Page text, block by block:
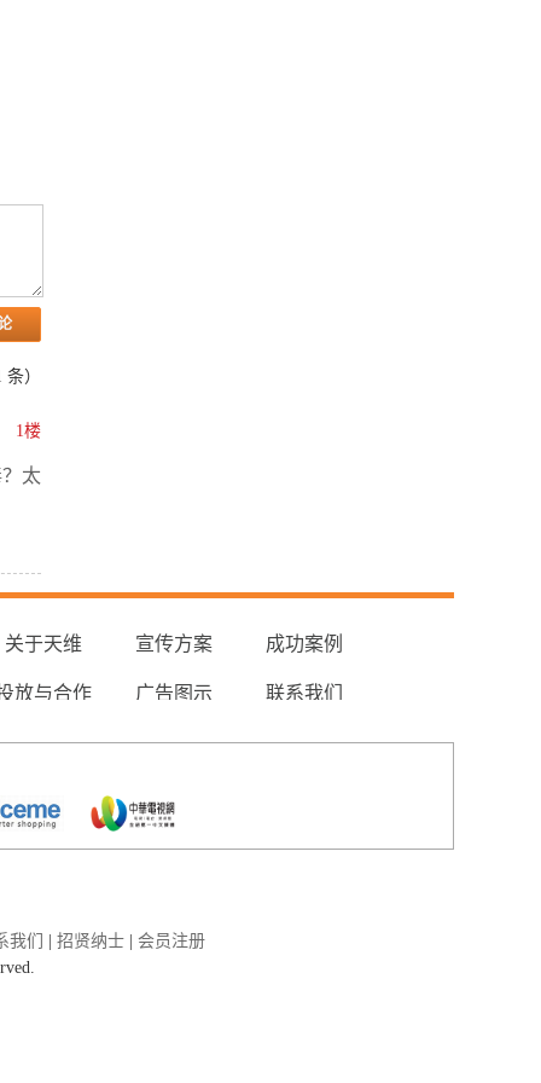
条）
1楼
太
关于天维 宣传方案 成功案例
放与合作 广告图示 联系我们
我们 招贤纳士
会员注册